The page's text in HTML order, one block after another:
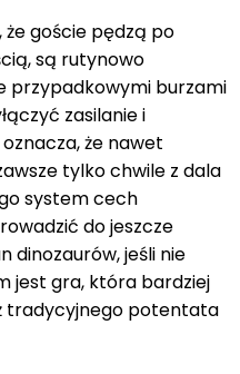
​​goście pędzą po
są rutynowo
przypadkowymi burzami
zasilanie i
że ​​nawet
tylko chwile z dala
system cech
do jeszcze
dinozaurów, jeśli nie
jest gra, która bardziej
tradycyjnego potentata